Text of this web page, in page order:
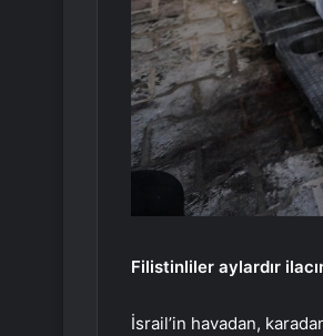
Filistinliler aylardır
İsrail’in havadan,